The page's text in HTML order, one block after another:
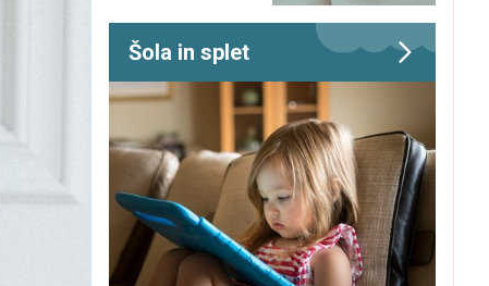
Šola in splet